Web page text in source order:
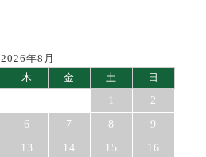
2026年8月
木 金 土
日
1
2
6 7 8
9
13 14 15
16